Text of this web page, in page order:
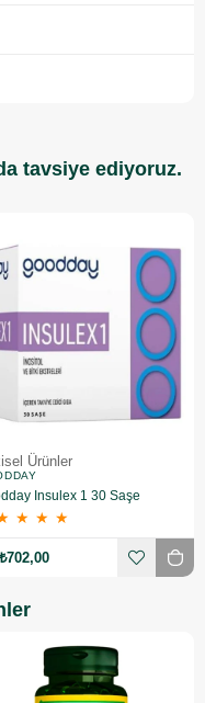
tavsiye ediyoruz.
Ürünler
Insulex 1 30 Saşe
★ ★ ★
₺702,00